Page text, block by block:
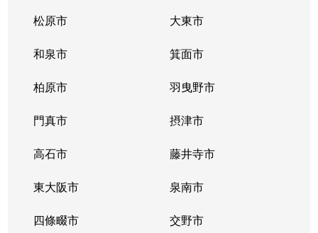
龍華町
久宝寺
龍華町
久宝寺
若林町
八尾南
若林町
八尾南
松原市 大東市
和泉市 箕面市
柏原市 羽曳野市
門真市 摂津市
高石市 藤井寺市
東大阪市 泉南市
四條畷市 交野市